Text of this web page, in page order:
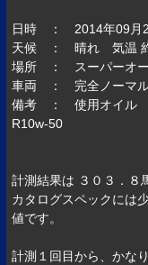
日時 ： 2014年09月
天候 ： 晴れ 気温
場所 ： スーパーオー
車両 ： 完全ノーマ
備考 ： 使用オイル
R10w-50
計測結果は ３０３．８
カタログスペックには
値です。
計測１回目から、かな